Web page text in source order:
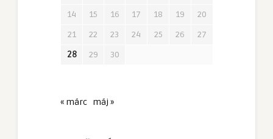
14
15 16 17 18 19
20
21
22 23 24 25 26
27
28
29 30
« márc máj »